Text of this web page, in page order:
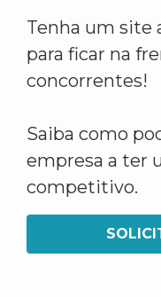
Tenha um
para ficar na
concorrentes!
Saiba como
empresa a ter
competitivo.